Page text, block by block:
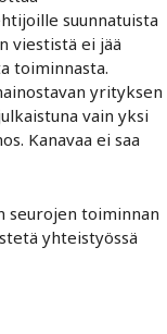
suunnatuista
viestistä ei jää
toiminnasta.
yrityksen
vain yksi
Kanavaa ei saa
seurojen toiminnan
yhteistyössä